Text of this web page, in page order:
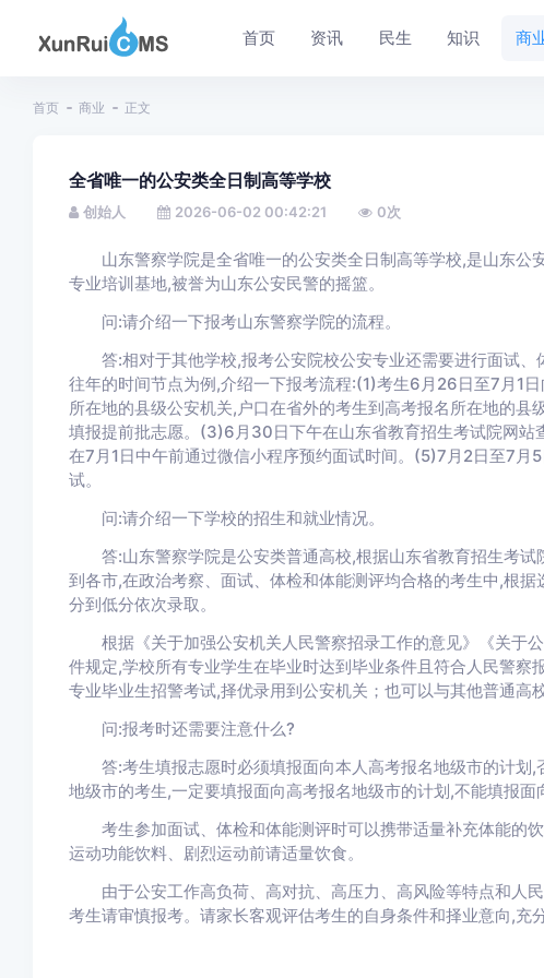
首页 资讯 民生 知识 商
首页 商业 正文
全省唯一的公安类全日制高等学校
创始人 2026-06-02 00:42:21 0次
山东警察学院是全省唯一的公安类全日制高等学校,是山东公
专业培训基地,被誉为山东公安民警的摇篮。
问:请介绍一下报考山东警察学院的流程。
答:相对于其他学校,报考公安院校公安专业还需要进行面试、
往年的时间节点为例,介绍一下报考流程:(1)考生6月26日至7月1
所在地的县级公安机关,户口在省外的考生到高考报名所在地的
填报提前批志愿。(3)6月30日下午在山东省教育招生考试院网
在7月1日中午前通过微信小程序预约面试时间。(5)7月2日至7月
试。
问:请介绍一下学校的招生和就业情况。
答:山东警察学院是公安类普通高校,根据山东省教育招生考试
到各市,在政治考察、面试、体检和体能测评均合格的考生中,根
分到低分依次录取。
根据《关于加强公安机关人民警察招录工作的意见》《关于
件规定,学校所有专业学生在毕业时达到毕业条件且符合人民警察
专业毕业生招警考试,择优录用到公安机关；也可以与其他普通高
问:报考时还需要注意什么?
答:考生填报志愿时必须填报面向本人高考报名地级市的计划,
地级市的考生,一定要填报面向高考报名地级市的计划,不能填报面
考生参加面试、体检和体能测评时可以携带适量补充体能的
运动功能饮料、剧烈运动前请适量饮食。
由于公安工作高负荷、高对抗、高压力、高风险等特点和人
考生请审慎报考。请家长客观评估考生的自身条件和择业意向,充